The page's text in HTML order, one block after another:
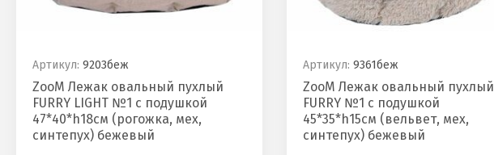
Артикул: 9203беж
ZooM Лежак овальный пухлый
FURRY LIGHT №1 с подушкой
47*40*h18см (рогожка, мех,
синтепух) бежевый
Артикул: 9361беж
ZooM Лежак овальный пухлый
FURRY №1 с подушкой
45*35*h15см (вельвет, мех,
синтепух) бежевый